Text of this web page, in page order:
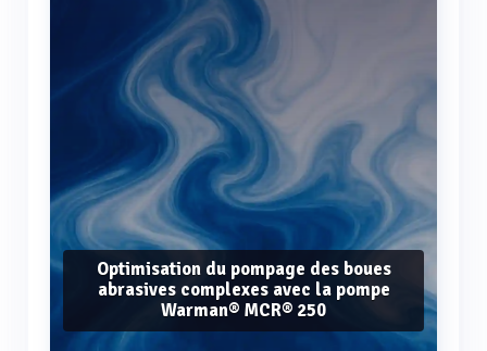
Optimisation du pompage des boues
abrasives complexes avec la pompe
Warman® MCR® 250